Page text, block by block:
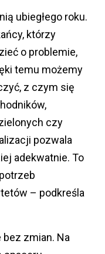
ubiegłego roku.
którzy
o problemie,
temu możemy
z czym się
czy
pozwala
adekwatnie. To
– podkreśla
zmian. Na